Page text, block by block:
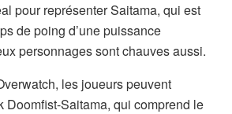
pour représenter Saitama, qui est
de poing d’une puissance
personnages sont chauves aussi.
les joueurs peuvent
Doomfist-Saitama, qui comprend le